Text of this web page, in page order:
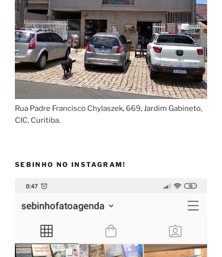
Rua Padre Francisco Chylaszek, 669, Jardim Gabineto,
CIC, Curitiba.
SEBINHO NO INSTAGRAM!